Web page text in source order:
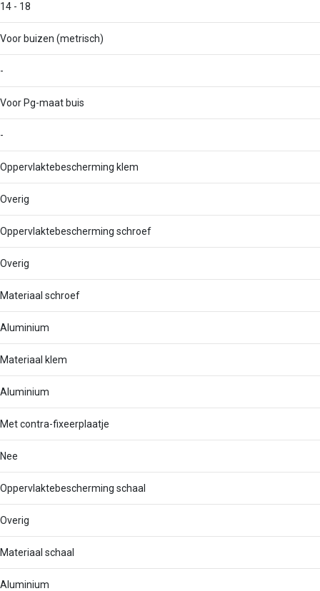
14 - 18
Voor buizen (metrisch)
-
Voor Pg-maat buis
-
Oppervlaktebescherming klem
Overig
Oppervlaktebescherming schroef
Overig
Materiaal schroef
Aluminium
Materiaal klem
Aluminium
Met contra-fixeerplaatje
Nee
Oppervlaktebescherming schaal
Overig
Materiaal schaal
Aluminium